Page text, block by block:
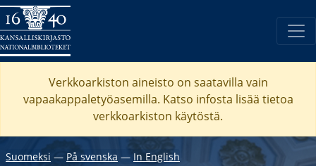
Verkkoarkiston aineisto on saatavilla vain
vapaakappaletyöasemilla. Katso infosta lisää tietoa
verkkoarkiston käytöstä.
Suomeksi ― På svenska ― In English